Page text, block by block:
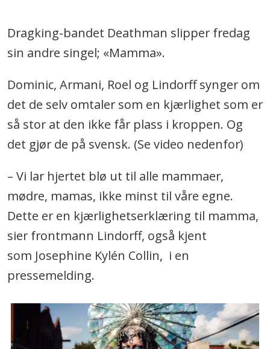
Dragking-bandet Deathman slipper fredag
sin andre singel; «Mamma».
Dominic, Armani, Roel og Lindorff synger om
det de selv omtaler som en kjærlighet som er
så stor at den ikke får plass i kroppen. Og
det gjør de på svensk. (Se video nedenfor)
– Vi lar hjertet blø ut til alle mammaer,
mødre, mamas, ikke minst til våre egne.
Dette er en kjærlighetserklæring til mamma,
sier frontmann Lindorff, også kjent
som Josephine Kylén Collin, i en
pressemelding.